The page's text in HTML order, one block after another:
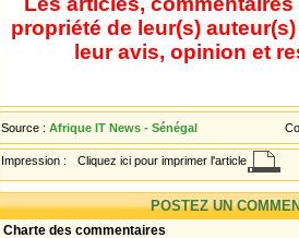
propriété de leur(s)
leur avis, opinion et
Source : Afrique IT News - Sénégal
Impression : Cliquez ici pour imprimer l'article
POSTEZ UN
Charte des commentaires